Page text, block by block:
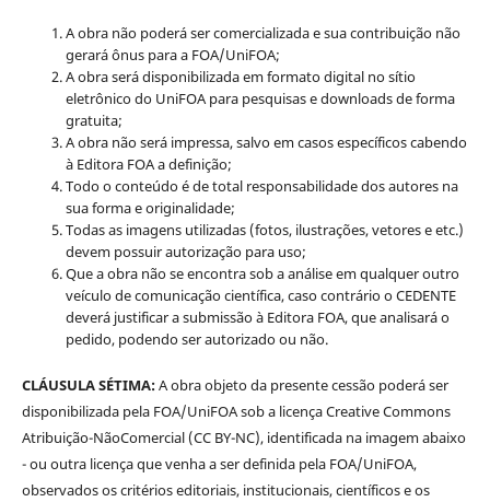
A obra não poderá ser comercializada e sua contribuição não
gerará ônus para a FOA/UniFOA;
A obra será disponibilizada em formato digital no sítio
eletrônico do UniFOA para pesquisas e downloads de forma
gratuita;
A obra não será impressa, salvo em casos específicos cabendo
à Editora FOA a definição;
Todo o conteúdo é de total responsabilidade dos autores na
sua forma e originalidade;
Todas as imagens utilizadas (fotos, ilustrações, vetores e etc.)
devem possuir autorização para uso;
Que a obra não se encontra sob a análise em qualquer outro
veículo de comunicação científica, caso contrário o CEDENTE
deverá justificar a submissão à Editora FOA, que analisará o
pedido, podendo ser autorizado ou não.
CLÁUSULA SÉTIMA:A obra objeto da presente cessão poderá ser
disponibilizada pela FOA/UniFOA sob a licença Creative Commons
Atribuição-NãoComercial (CC BY-NC), identificada na imagem abaixo
- ou outra licença que venha a ser definida pela FOA/UniFOA,
observados os critérios editoriais, institucionais, científicos e os